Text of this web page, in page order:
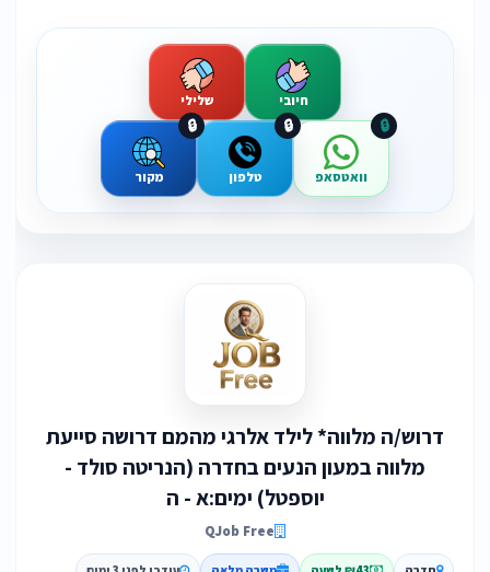
חיובי שלילי
וואטסאפ
🔒
טלפון
🔒
מקור
🔒
דרוש/ה מלווה* לילד אלרגי מהמם דרושה סייעת
מלווה במעון הנעים בחדרה (הנריטה סולד -
יוספטל) ימים:א - ה
QJob Free